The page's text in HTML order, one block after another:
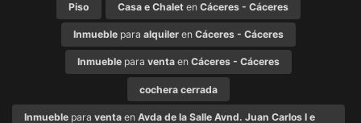
Piso Casa e Chaleten Cáceres - Cáceres
Inmueble para alquiler en Cáceres - Cáceres
Inmueble para venta en Cáceres - Cáceres
cochera cerrada
Inmueble paraventa enAvda de la Salle Avnd. Juan Carlos I e